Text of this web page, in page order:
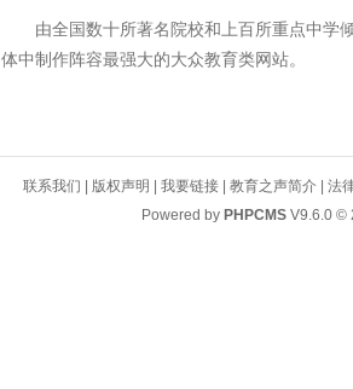
由全国数十所著名院校和上百所重点中学
体中制作阵容最强大的大众教育类网站。
联系我们 版权声明 我要链接 教育之声简介 法
Powered by PHPCMS V9.6.0©